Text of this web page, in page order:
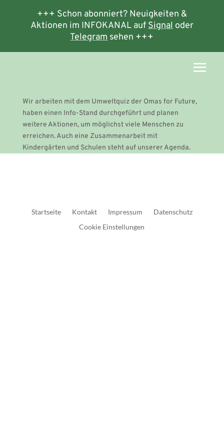
+++ Schon abonniert? Neuigkeiten &
Aktionen im INFOKANAL aufSignaloder
Telegramsehen +++
Wir arbeiten mit dem Umweltquiz der Omas for Future,
haben einen Info-Stand durchgeführt und planen
weitere Aktionen, um möglichst viele Menschen zu
erreichen. Auch eine Zusammenarbeit mit
Kindergärten und Schulen steht auf unserer Agenda.
Startseite Kontakt Impressum
Datenschutz
Cookie Einstellungen